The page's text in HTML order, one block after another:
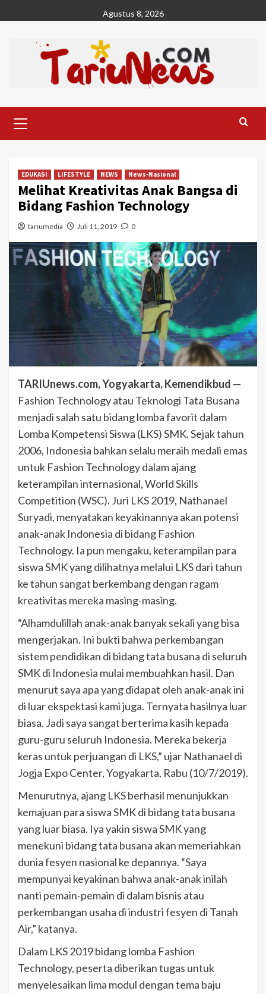
to
Agustus 8, 2026
Menu
EDUKASI LIFESTYLE NEWS News-Nasional
Melihat Kreativitas Anak Bangsa di
Bidang Fashion Technology
tariumedia Juli 11, 2019 0
TARIUnews.com, Yogyakarta, Kemendikbud —
Fashion Technology atau Teknologi Tata Busana
menjadi salah satu bidang lomba favorit dalam
Lomba Kompetensi Siswa (LKS) SMK. Sejak tahun
2006, Indonesia bahkan selalu meraih medali emas
untuk Fashion Technology dalam ajang
keterampilan internasional, World Skills
Competition (WSC). Juri LKS 2019, Nathanael
Suryadi, menyatakan keyakinannya akan potensi
anak-anak Indonesia di bidang Fashion
Technology. Ia pun mengaku, keterampilan para
siswa SMK yang dilihatnya melalui LKS dari tahun
ke tahun sangat berkembang dengan ragam
kreativitas mereka masing-masing.
“Alhamdulillah anak-anak banyak sekali yang bisa
mengerjakan. Ini bukti bahwa perkembangan
sistem pendidikan di bidang tata busana di seluruh
SMK di Indonesia mulai membuahkan hasil. Dan
menurut saya apa yang didapat oleh anak-anak ini
di luar ekspektasi kami juga. Ternyata hasilnya luar
biasa. Jadi saya sangat berterima kasih kepada
guru-guru seluruh Indonesia. Mereka bekerja
keras untuk perjuangan di LKS,” ujar Nathanael di
Jogja Expo Center, Yogyakarta, Rabu (10/7/2019).
Menurutnya, ajang LKS berhasil menunjukkan
kemajuan para siswa SMK di bidang tata busana
yang luar biasa. Iya yakin siswa SMK yang
menekuni bidang tata busana akan memeriahkan
dunia fesyen nasional ke depannya. “Saya
mempunyai keyakinan bahwa anak-anak inilah
nanti pemain-pemain di dalam bisnis atau
perkembangan usaha di industri fesyen di Tanah
Air,” katanya.
Dalam LKS 2019 bidang lomba Fashion
Technology, peserta diberikan tugas untuk
menyelesaikan lima modul dengan tema baju